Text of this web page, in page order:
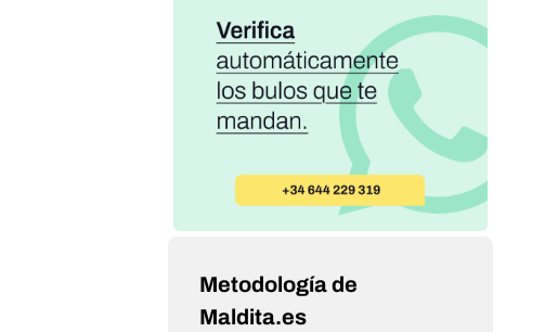
Metodología de
Maldita.es